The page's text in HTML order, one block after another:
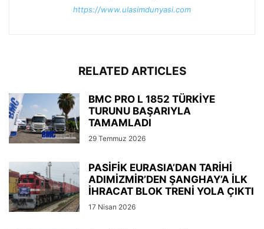
https://www.ulasimdunyasi.com
RELATED ARTICLES
BMC PRO L 1852 TÜRKİYE
TURUNU BAŞARIYLA
TAMAMLADI
29 Temmuz 2026
PASİFİK EURASIA’DAN TARİHİ
ADIMİZMİR’DEN ŞANGHAY’A İLK
İHRACAT BLOK TRENİ YOLA ÇIKTI
17 Nisan 2026